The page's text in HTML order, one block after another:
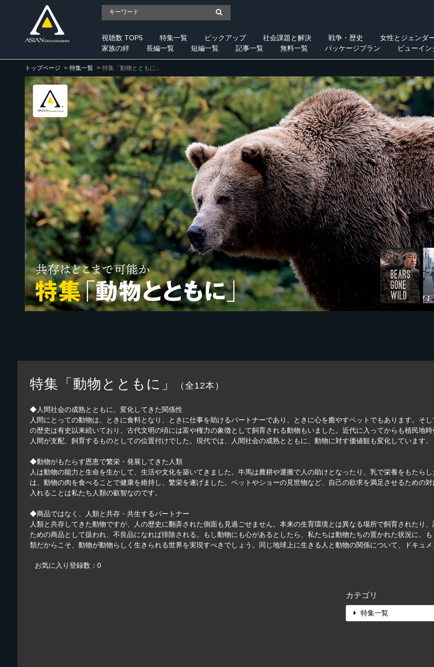
視聴数 TOP5 特集一覧 ピックアップ 社会課題と解決 戦争・歴史 女性とジェンダ
家族の絆
長編一覧 短編一覧 記事一覧 無料一覧 パッケージプラン ビューイ
トップページ 特集一覧 特集「動物とともに」
特集「動物とともに」 （全12本）
◆人間社会の成熟とともに、変化してきた関係性
人間にとっての動物は、ときに食料となり、ときに仕事を助けるパートナーであり、ときに心を癒やすペットでもあります。そ
の歴史は有史以来続いており、古代文明の頃には富や権力の象徴として飼育される動物もいました。近代に入ってからも植民地
人間が支配、飼育するものとしての位置付けでした。現代では、人間社会の成熟とともに、動物に対す価値観も変化しています。
◆動物がもたらす恩恵で繁栄・発展してきた人類
人は動物の能力と生命を生かして、生活や文化を築いてきました。牛馬は農耕や運搬で人の助けとなったり、乳で栄養をもたら
は、動物の肉を食べることで健康を維持し、繁栄を遂げました。ペットやショーの見世物など、自己の欲求を満足させるための
入れることは私たち人類の叡智なのです。
◆商品ではなく、人類と共存・共生するパートナー
人類と共存してきた動物ですが、人の歴史に翻弄された側面も見過ごせません。本来の生育環境とは異なる場所で飼育されたり
ための商品として扱われ、不良品になれば排除される。もし動物にも心があるとしたら、私たちは動物たちの置かれた状況に、
類だからこそ、動物が動物らしく生きられる世界を実現すべきでしょう。同じ地球上に生きる人と動物の関係について、ドキュ
お気に入り登録数：0
カテゴリ
特集一覧